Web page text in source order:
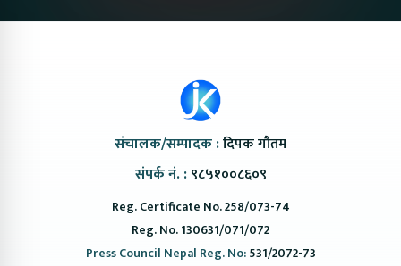
संचालक/सम्पादक :दिपक गौतम
संपर्क नं. : ९८५१००८६०९
Reg. Certificate No. 258/073-74
Reg. No. 130631/071/072
Press Council Nepal Reg. No:531/2072-73